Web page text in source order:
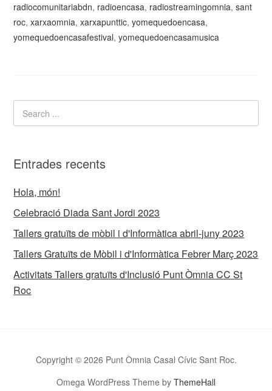
radiocomunitariabdn, radioencasa, radiostreamingomnia,sant
roc,xarxaomnia,xarxapunttic,yomequedoencasa,
yomequedoencasafestival,yomequedoencasamusica
Entrades recents
Hola, món!
Celebració Diada Sant Jordi 2023
Tallers gratuïts de mòbil i d'Informàtica abril-juny 2023
Tallers Gratuïts de Mòbil i d'Informàtica Febrer Març 2023
Activitats Tallers gratuïts d'Inclusió Punt Òmnia CC St
Roc
Copyright © 2026 Punt Òmnia Casal Cívic Sant Roc.
Omega WordPress Theme by ThemeHall